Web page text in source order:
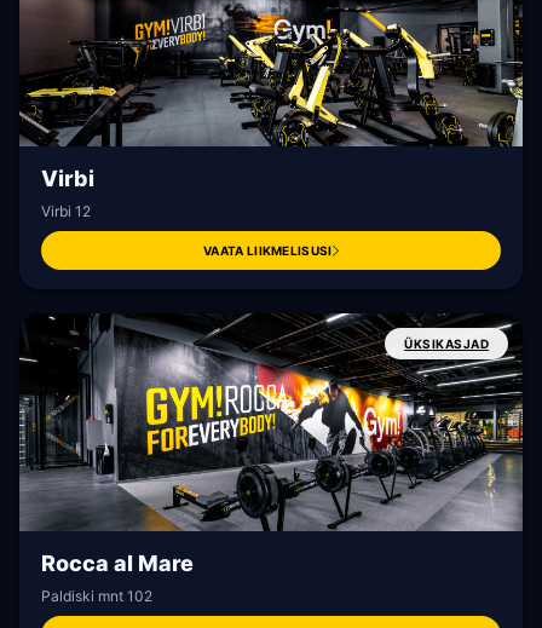
Virbi
Virbi 12
VAATA LIIKMELISUSI
ÜKSIKASJAD
Rocca al Mare
Paldiski mnt 102